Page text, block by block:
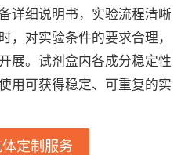
详细说明书，实验流程清晰
，对实验条件的要求合理，
展。试剂盒内各成分稳定性
用可获得稳定、可重复的实
定制服务